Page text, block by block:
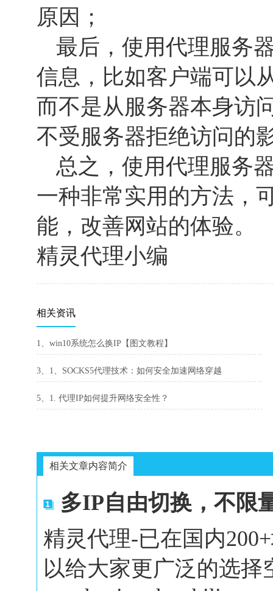
原因；
最后，使用代理服务
信息，比如客户端可以
而不是从服务器本身访
不受服务器拒绝访问的
总之，使用代理服务
一种非常实用的方法，
能，改善网站的体验。
精灵代理小编
相关资讯
1、win10系统怎么换IP【图文教程】
3、1、SOCKS5代理技术：如何安全加速网络穿越
5、1. 代理IP如何提升网络安全性？
相关文章内容简介
多IP自由切换，不限
精灵代理-已在国内
以给大家更广泛的选择